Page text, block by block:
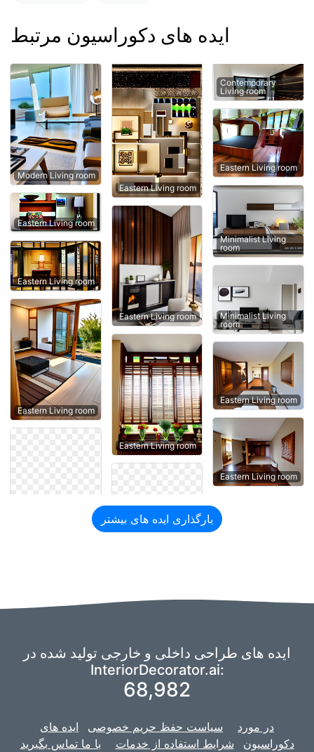
ایده های دکوراسیون مرتبط
Modern Living room
Eastern Living room
Eastern Living room
Eastern Living room
Eastern Living room
Eastern Living room
Eastern Living room
Contemporary
Living room
Eastern Living room
Minimalist Living
room
Minimalist Living
room
Eastern Living room
Eastern Living room
بارگذاری ایده های بیشتر
ایده های طراحی داخلی و خارجی تولید شده در
InteriorDecorator.ai:
68,982
در مورد سیاست حفظ حریم خصوصی
ایده های
دکوراسیون
شرایط استفاده از خدمات با ما تماس بگیرید